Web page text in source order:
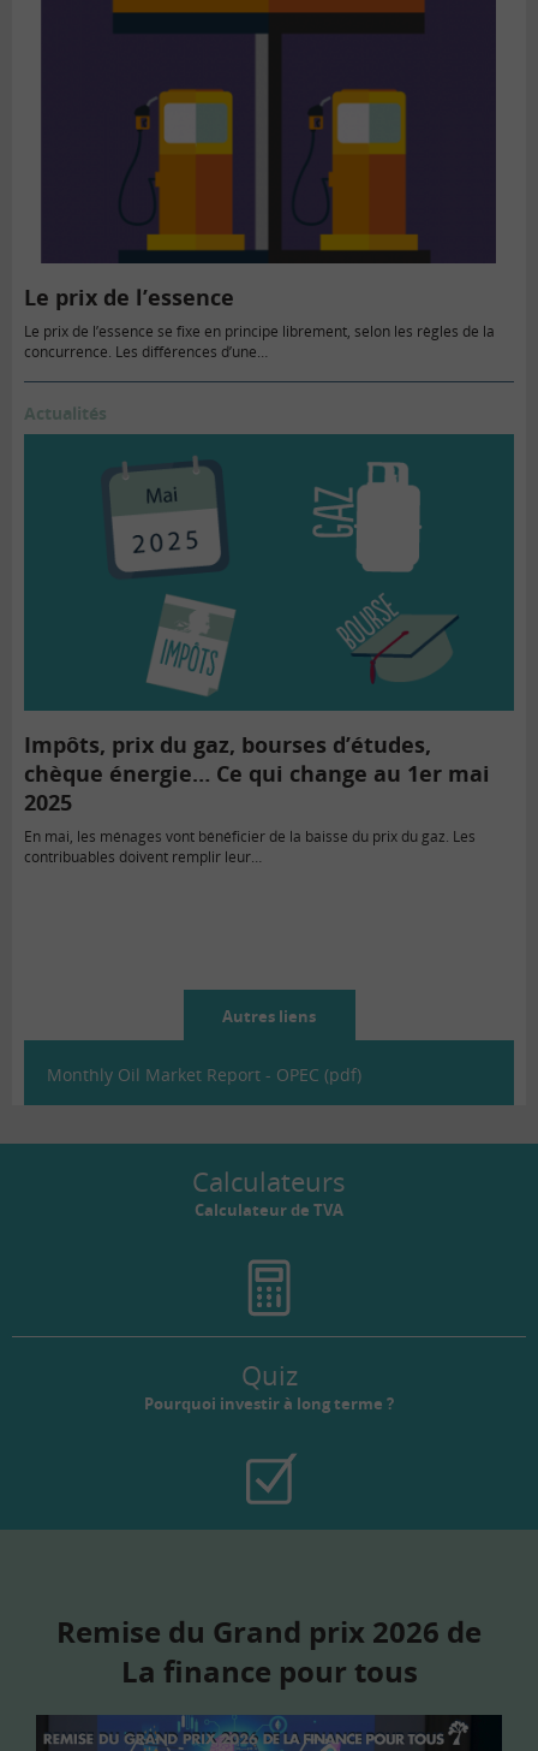
Le prix de l’essence
Le prix de l’essence se fixe en principe librement, selon les règles de la
concurrence. Les différences d’une…
Actualités
Impôts, prix du gaz, bourses d’études,
chèque énergie… Ce qui change au 1er mai
2025
En mai, les ménages vont bénéficier de la baisse du prix du gaz. Les
contribuables doivent remplir leur…
Autres liens
Monthly Oil Market Report - OPEC (pdf)
Calculateurs
Calculateur de TVA
Quiz
Pourquoi investir à long terme ?
Remise du Grand prix 2026 de
La finance pour tous